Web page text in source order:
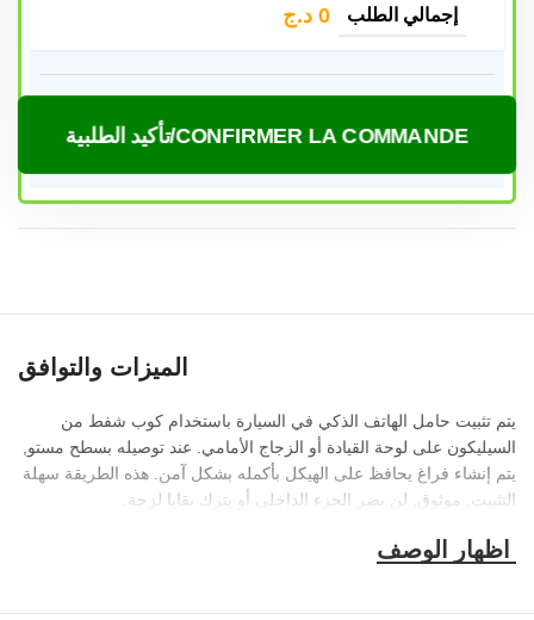
إجمالي الطلب 0 د.ج
CONFIRMER LA COMMANDE/تأكيد الطلبية
الميزات والتوافق
يتم تثبيت حامل الهاتف الذكي في السيارة باستخدام كوب شفط من
السيليكون على لوحة القيادة أو الزجاج الأمامي. عند توصيله بسطح مستو,
يتم إنشاء فراغ يحافظ على الهيكل بأكمله بشكل آمن. هذه الطريقة سهلة
التثبيت, موثوق, لن يضر الجزء الداخلي أو يترك بقايا لزجة.
• يتم ممغنطة مغناطيس الهاتف القوي الموجود في السيارة بلوحة معدنية